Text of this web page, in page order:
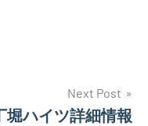
Next Post
堀ハイツ詳細情報